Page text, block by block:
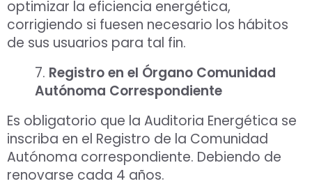
optimizar la eficiencia energética,
corrigiendo si fuesen necesario los hábitos
de sus usuarios para tal fin.
7. Registro en el Órgano Comunidad
Autónoma Correspondiente
Es obligatorio que la Auditoria Energética se
inscriba en el Registro de la Comunidad
Autónoma correspondiente. Debiendo de
renovarse cada 4 años.